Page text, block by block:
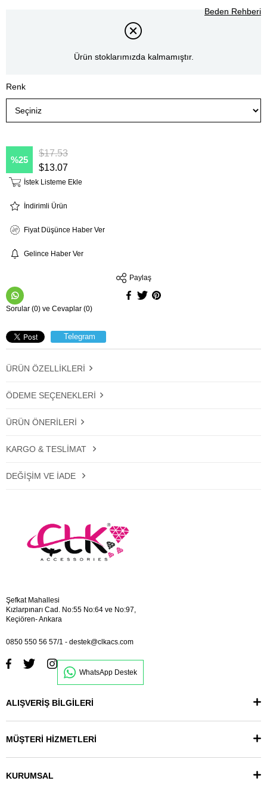
Beden Rehberi
Ürün stoklarımızda kalmamıştır.
Renk
25
$17.53
$13.07
İstek Listeme Ekle
İndirimli Ürün
Fiyat Düşünce Haber Ver
Gelince Haber Ver
Paylaş
Sorular (0) ve Cevaplar (0)
Telegram
ÜRÜN ÖZELLIKLERI
ÖDEME SEÇENEKLERI
ÜRÜN ÖNERILERI
KARGO & TESLIMAT
DEĞIŞIM VE İADE
Şefkat Mahallesi
Kızlarpınarı Cad. No:55 No:64 ve No:97,
Keçiören- Ankara
0850 550 56 57/1 - destek@clkacs.com
WhatsApp Destek
ALIŞVERİŞ BİLGİLERİ
MÜŞTERİ HİZMETLERİ
KURUMSAL